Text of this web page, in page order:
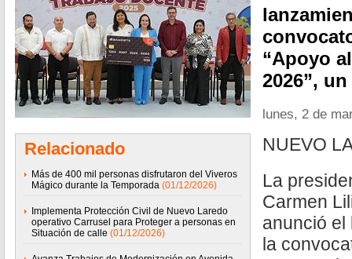
Relacionado
Más de 400 mil personas disfrutaron del Viveros
Mágico durante la Temporada (01/12/2026)
Implementa Protección Civil de Nuevo Laredo
operativo Carrusel para Proteger a personas en
Situación de calle (01/12/2026)
“Apoyo
2026”,
lunes, 2 de
NUEVO
La
Carmen
anunció el
la